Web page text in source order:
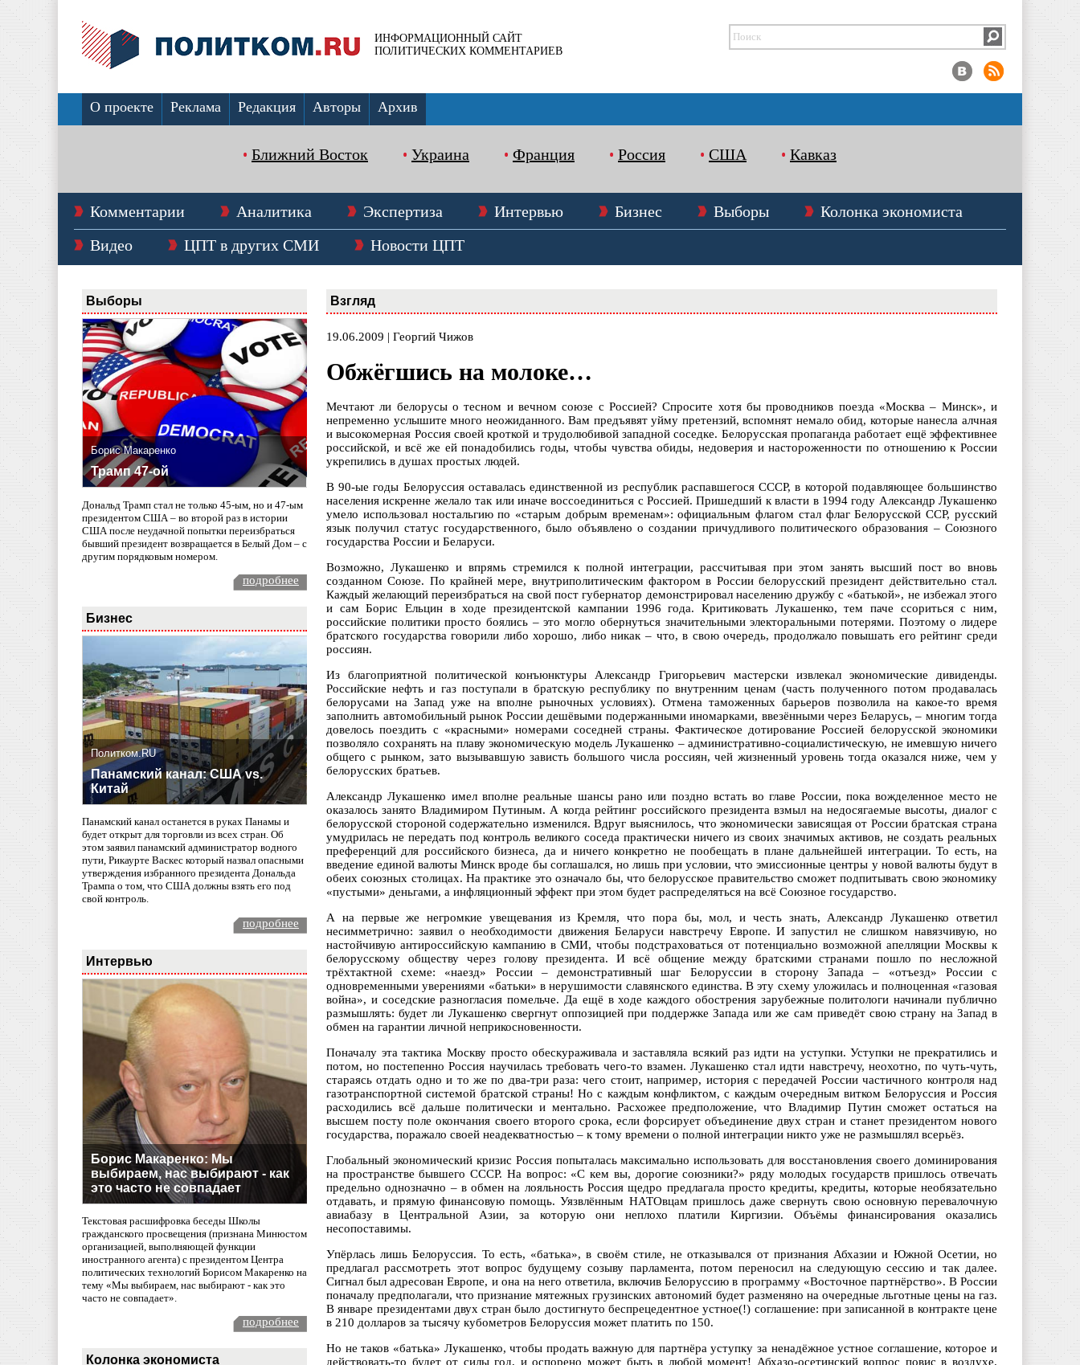
ИНФОРМАЦИОННЫЙ САЙТ
ПОЛИТИЧЕСКИХ КОММЕНТАРИЕВ
О проекте Реклама Редакция Авторы Архив
Ближний Восток Украина Франция Россия США Кавказ
Комментарии Аналитика Экспертиза Интервью Бизнес Выборы
Колонка экономиста
Видео
ЦПТ в других СМИ Новости ЦПТ
Выборы
Борис Макаренко
Трамп 47-ой
Дональд Трамп стал не только 45-ым, но и 47-ым
президентом США – во второй раз в истории
США после неудачной попытки переизбраться
бывший президент возвращается в Белый Дом – с
другим порядковым номером.
подробнее
Бизнес
Политком.RU
Панамский канал: США vs.
Китай
Панамский канал останется в руках Панамы и
будет открыт для торговли из всех стран. Об
этом заявил панамский администратор водного
пути, Рикаурте Васкес который назвал опасными
утверждения избранного президента Дональда
Трампа о том, что США должны взять его под
свой контроль.
подробнее
Интервью
Борис Макаренко: Мы
выбираем, нас выбирают - как
это часто не совпадает
Текстовая расшифровка беседы Школы
гражданского просвещения (признана Минюстом
организацией, выполняющей функции
иностранного агента) с президентом Центра
политических технологий Борисом Макаренко на
тему «Мы выбираем, нас выбирают - как это
часто не совпадает».
подробнее
Колонка экономиста
Взгляд
19.06.2009 | Георгий Чижов
Обжёгшись на молоке…
Мечтают ли белорусы о тесном и вечном союзе с Россией? Спросите хотя бы проводников поезда «Москва – Минск», и
непременно услышите много неожиданного. Вам предъявят уйму претензий, вспомнят немало обид, которые нанесла алчная
и высокомерная Россия своей кроткой и трудолюбивой западной соседке. Белорусская пропаганда работает ещё эффективнее
российской, и всё же ей понадобились годы, чтобы чувства обиды, недоверия и настороженности по отношению к России
укрепились в душах простых людей.
В 90-ые годы Белоруссия оставалась единственной из республик распавшегося СССР, в которой подавляющее большинство
населения искренне желало так или иначе воссоединиться с Россией. Пришедший к власти в 1994 году Александр Лукашенко
умело использовал ностальгию по «старым добрым временам»: официальным флагом стал флаг Белорусской ССР, русский
язык получил статус государственного, было объявлено о создании причудливого политического образования – Союзного
государства России и Беларуси.
Возможно, Лукашенко и впрямь стремился к полной интеграции, рассчитывая при этом занять высший пост во вновь
созданном Союзе. По крайней мере, внутриполитическим фактором в России белорусский президент действительно стал.
Каждый желающий переизбраться на свой пост губернатор демонстрировал населению дружбу с «батькой», не избежал этого
и сам Борис Ельцин в ходе президентской кампании 1996 года. Критиковать Лукашенко, тем паче ссориться с ним,
российские политики просто боялись – это могло обернуться значительными электоральными потерями. Поэтому о лидере
братского государства говорили либо хорошо, либо никак – что, в свою очередь, продолжало повышать его рейтинг среди
россиян.
Из благоприятной политической конъюнктуры Александр Григорьевич мастерски извлекал экономические дивиденды.
Российские нефть и газ поступали в братскую республику по внутренним ценам (часть полученного потом продавалась
белорусами на Запад уже на вполне рыночных условиях). Отмена таможенных барьеров позволила на какое-то время
заполнить автомобильный рынок России дешёвыми подержанными иномарками, ввезёнными через Беларусь, – многим тогда
довелось поездить с «красными» номерами соседней страны. Фактическое дотирование Россией белорусской экономики
позволяло сохранять на плаву экономическую модель Лукашенко – административно-социалистическую, не имевшую ничего
общего с рынком, зато вызывавшую зависть большого числа россиян, чей жизненный уровень тогда оказался ниже, чем у
белорусских братьев.
Александр Лукашенко имел вполне реальные шансы рано или поздно встать во главе России, пока вожделенное место не
оказалось занято Владимиром Путиным. А когда рейтинг российского президента взмыл на недосягаемые высоты, диалог с
белорусской стороной содержательно изменился. Вдруг выяснилось, что экономически зависящая от России братская страна
умудрилась не передать под контроль великого соседа практически ничего из своих значимых активов, не создать реальных
преференций для российского бизнеса, да и ничего конкретно не пообещать в плане дальнейшей интеграции. То есть, на
введение единой валюты Минск вроде бы соглашался, но лишь при условии, что эмиссионные центры у новой валюты будут в
обеих союзных столицах. На практике это означало бы, что белорусское правительство сможет подпитывать свою экономику
«пустыми» деньгами, а инфляционный эффект при этом будет распределяться на всё Союзное государство.
А на первые же негромкие увещевания из Кремля, что пора бы, мол, и честь знать, Александр Лукашенко ответил
несимметрично: заявил о необходимости движения Беларуси навстречу Европе. И запустил не слишком навязчивую, но
настойчивую антироссийскую кампанию в СМИ, чтобы подстраховаться от потенциально возможной апелляции Москвы к
белорусскому обществу через голову президента. И всё общение между братскими странами пошло по несложной
трёхтактной схеме: «наезд» России – демонстративный шаг Белоруссии в сторону Запада – «отъезд» России с
одновременными уверениями «батьки» в нерушимости славянского единства. В эту схему уложилась и полноценная «газовая
война», и соседские разногласия помельче. Да ещё в ходе каждого обострения зарубежные политологи начинали публично
размышлять: будет ли Лукашенко свергнут оппозицией при поддержке Запада или же сам приведёт свою страну на Запад в
обмен на гарантии личной неприкосновенности.
Поначалу эта тактика Москву просто обескураживала и заставляла всякий раз идти на уступки. Уступки не прекратились и
потом, но постепенно Россия научилась требовать чего-то взамен. Лукашенко стал идти навстречу, неохотно, по чуть-чуть,
стараясь отдать одно и то же по два-три раза: чего стоит, например, история с передачей России частичного контроля над
газотранспортной системой братской страны! Но с каждым конфликтом, с каждым очередным витком Белоруссия и Россия
расходились всё дальше политически и ментально. Расхожее предположение, что Владимир Путин сможет остаться на
высшем посту поле окончания своего второго срока, если форсирует объединение двух стран и станет президентом нового
государства, поражало своей неадекватностью – к тому времени о полной интеграции никто уже не размышлял всерьёз.
Глобальный экономический кризис Россия попыталась максимально использовать для восстановления своего доминирования
на пространстве бывшего СССР. На вопрос: «С кем вы, дорогие союзники?» ряду молодых государств пришлось отвечать
предельно однозначно – в обмен на лояльность Россия щедро предлагала просто кредиты, кредиты, которые необязательно
отдавать, и прямую финансовую помощь. Уязвлённым НАТОвцам пришлось даже свернуть свою основную перевалочную
авиабазу в Центральной Азии, за которую они неплохо платили Киргизии. Объёмы финансирования оказались
несопоставимы.
Упёрлась лишь Белоруссия. То есть, «батька», в своём стиле, не отказывался от признания Абхазии и Южной Осетии, но
предлагал рассмотреть этот вопрос будущему созыву парламента, потом переносил на следующую сессию и так далее.
Сигнал был адресован Европе, и она на него ответила, включив Белоруссию в программу «Восточное партнёрство». В России
поначалу предполагали, что признание мятежных грузинских автономий будет разменяно на очередные льготные цены на газ.
В январе президентами двух стран было достигнуто беспрецедентное устное(!) соглашение: при записанной в контракте цене
в 210 долларов за тысячу кубометров Белоруссия может платить по 150.
Но не таков «батька» Лукашенко, чтобы продать важную для партнёра уступку за ненадёжное устное соглашение, которое и
действовать-то будет от силы год, и оспорено может быть в любой момент! Абхазо-осетинский вопрос повис в воздухе.